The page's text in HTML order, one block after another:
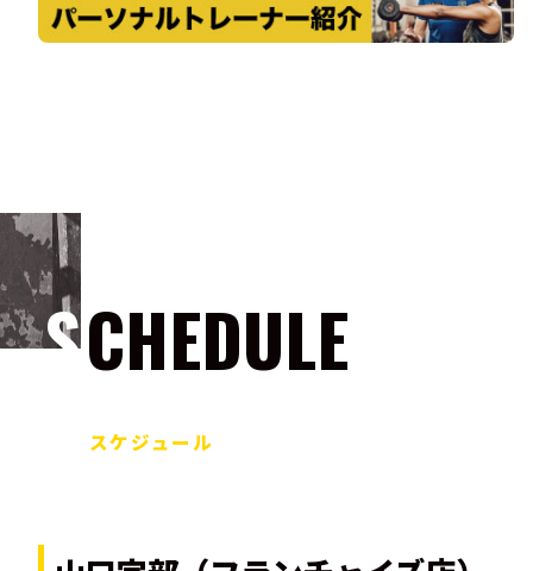
SCHEDULE
スケジュール